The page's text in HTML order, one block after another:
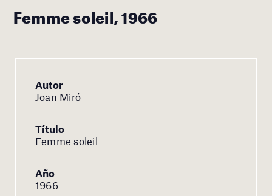
Femme soleil, 1966
Autor
Joan Miró
Título
Femme soleil
Año
1966